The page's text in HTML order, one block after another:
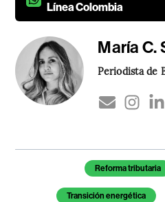
Línea Colombia
María C.
Periodista de
Temas de este artículo
Reforma tributaria
Transición energética